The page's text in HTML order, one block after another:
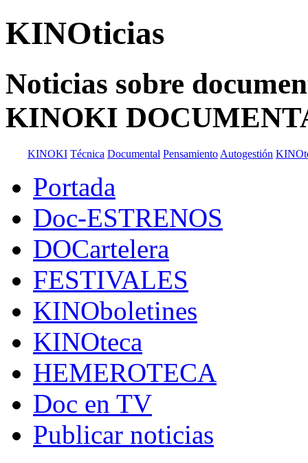
KINOticias
Noticias sobre
KINOKI
KINOKI Técnica Documental Pensamiento Autogestión
Portada
Doc-ESTRENOS
DOCartelera
FESTIVALES
KINOboletines
KINOteca
HEMEROTECA
Doc en TV
Publicar noticias